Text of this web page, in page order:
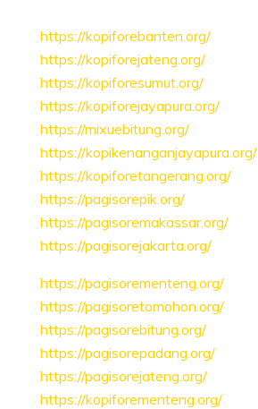
https://kopiforebanten.org/
https://kopiforejateng.org/
https://kopiforesumut.org/
https://kopiforejayapura.org/
https://mixuebitung.org/
https://kopikenanganjayapura.org/
https://kopiforetangerang.org/
https://pagisorepik.org/
https://pagisoremakassar.org/
https://pagisorejakarta.org/
https://pagisorementeng.org/
https://pagisoretomohon.org/
https://pagisorebitung.org/
https://pagisorepadang.org/
https://pagisorejateng.org/
https://kopiforementeng.org/